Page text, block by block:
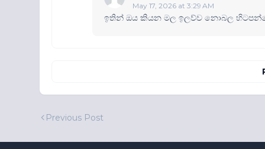
May 17, 2026 at 3:29 AM
ඉතින් ඔය කියන මල ඉලව්ව නොබල
Previous Post